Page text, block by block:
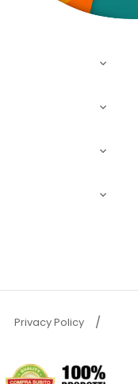




Privacy Policy